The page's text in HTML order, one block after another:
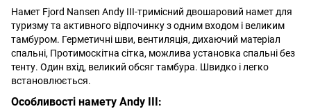
Намет Fjord Nansen Andy III-тримісний двошаровий намет для
туризму та активного відпочинку з одним входом і великим
тамбуром. Герметичні шви, вентиляція, дихаючий матеріал
спальні, Протимоскітна сітка, можлива установка спальні без
тенту. Один вхід, великий обсяг тамбура. Швидко і легко
встановлюється.
Особливості намету Andy III: